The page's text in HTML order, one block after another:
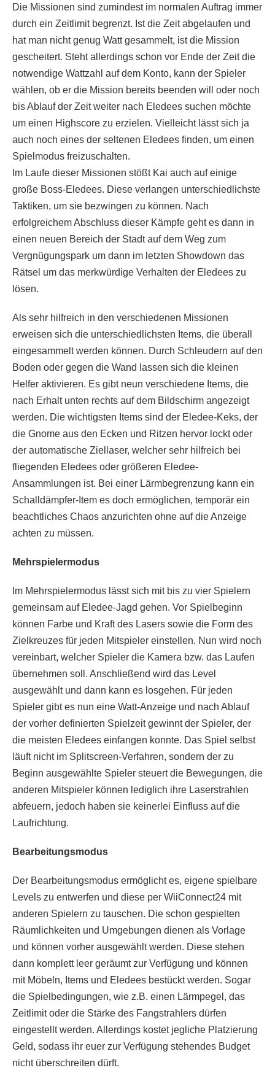
Die Missionen sind zumindest im normalen Auftrag immer
durch ein Zeitlimit begrenzt. Ist die Zeit abgelaufen und
hat man nicht genug Watt gesammelt, ist die Mission
gescheitert. Steht allerdings schon vor Ende der Zeit die
notwendige Wattzahl auf dem Konto, kann der Spieler
wählen, ob er die Mission bereits beenden will oder noch
bis Ablauf der Zeit weiter nach Eledees suchen möchte
um einen Highscore zu erzielen. Vielleicht lässt sich ja
auch noch eines der seltenen Eledees finden, um einen
Spielmodus freizuschalten.
Im Laufe dieser Missionen stößt Kai auch auf einige
große Boss-Eledees. Diese verlangen unterschiedlichste
Taktiken, um sie bezwingen zu können. Nach
erfolgreichem Abschluss dieser Kämpfe geht es dann in
einen neuen Bereich der Stadt auf dem Weg zum
Vergnügungspark um dann im letzten Showdown das
Rätsel um das merkwürdige Verhalten der Eledees zu
lösen.
Als sehr hilfreich in den verschiedenen Missionen
erweisen sich die unterschiedlichsten Items, die überall
eingesammelt werden können. Durch Schleudern auf den
Boden oder gegen die Wand lassen sich die kleinen
Helfer aktivieren. Es gibt neun verschiedene Items, die
nach Erhalt unten rechts auf dem Bildschirm angezeigt
werden. Die wichtigsten Items sind der Eledee-Keks, der
die Gnome aus den Ecken und Ritzen hervor lockt oder
der automatische Ziellaser, welcher sehr hilfreich bei
fliegenden Eledees oder größeren Eledee-
Ansammlungen ist. Bei einer Lärmbegrenzung kann ein
Schalldämpfer-Item es doch ermöglichen, temporär ein
beachtliches Chaos anzurichten ohne auf die Anzeige
achten zu müssen.
Mehrspielermodus
Im Mehrspielermodus lässt sich mit bis zu vier Spielern
gemeinsam auf Eledee-Jagd gehen. Vor Spielbeginn
können Farbe und Kraft des Lasers sowie die Form des
Zielkreuzes für jeden Mitspieler einstellen. Nun wird noch
vereinbart, welcher Spieler die Kamera bzw. das Laufen
übernehmen soll. Anschließend wird das Level
ausgewählt und dann kann es losgehen. Für jeden
Spieler gibt es nun eine Watt-Anzeige und nach Ablauf
der vorher definierten Spielzeit gewinnt der Spieler, der
die meisten Eledees einfangen konnte. Das Spiel selbst
läuft nicht im Splitscreen-Verfahren, sondern der zu
Beginn ausgewählte Spieler steuert die Bewegungen, die
anderen Mitspieler können lediglich ihre Laserstrahlen
abfeuern, jedoch haben sie keinerlei Einfluss auf die
Laufrichtung.
Bearbeitungsmodus
Der Bearbeitungsmodus ermöglicht es, eigene spielbare
Levels zu entwerfen und diese per WiiConnect24 mit
anderen Spielern zu tauschen. Die schon gespielten
Räumlichkeiten und Umgebungen dienen als Vorlage
und können vorher ausgewählt werden. Diese stehen
dann komplett leer geräumt zur Verfügung und können
mit Möbeln, Items und Eledees bestückt werden. Sogar
die Spielbedingungen, wie z.B. einen Lärmpegel, das
Zeitlimit oder die Stärke des Fangstrahlers dürfen
eingestellt werden. Allerdings kostet jegliche Platzierung
Geld, sodass ihr euer zur Verfügung stehendes Budget
nicht überschreiten dürft.